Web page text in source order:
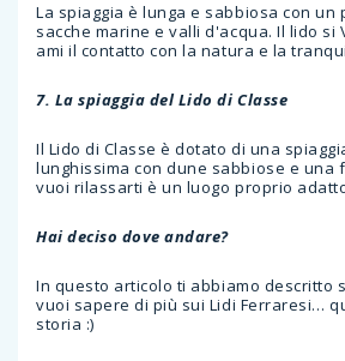
La spiaggia è lunga e sabbiosa con un
sacche marine e valli d'acqua. Il lido si
ami il contatto con la natura e la
7. La spiaggia del Lido di Classe
Il Lido di Classe è dotato di una
lunghissima con dune sabbiose e una
vuoi rilassarti è un luogo proprio
Hai deciso dove andare?
In questo articolo ti abbiamo descritto
vuoi sapere di più sui Lidi Ferraresi…
storia :)